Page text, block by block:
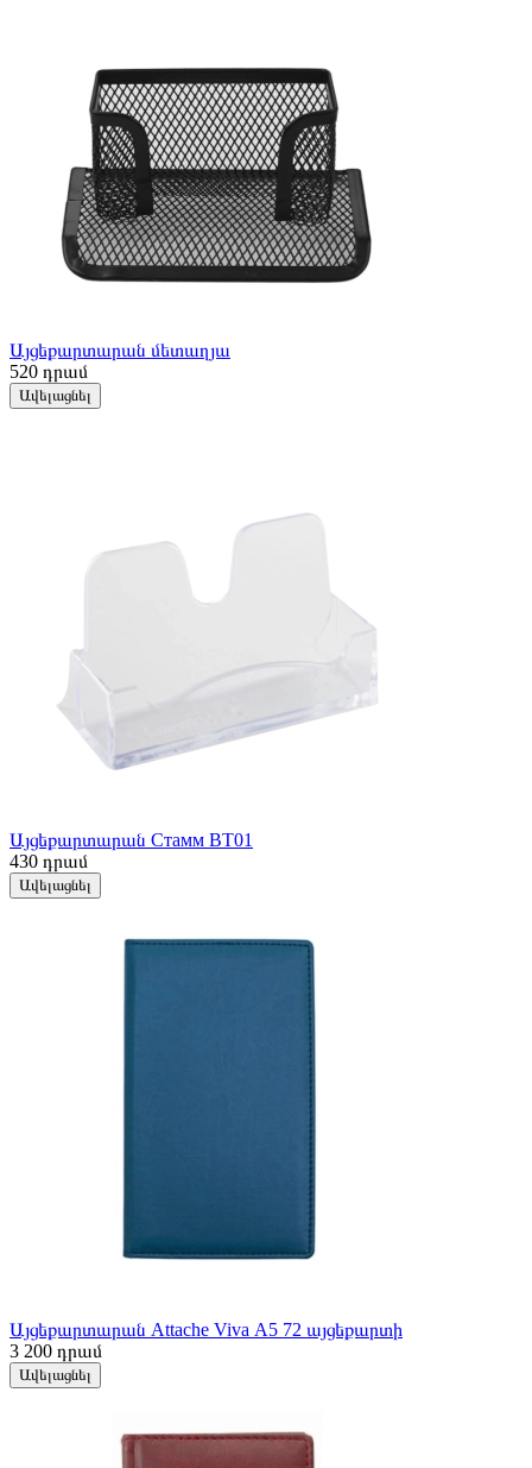
Այցեքարտարան մետաղյա
520 դրամ
Ավելացնել
Այցեքարտարան Стамм ВТ01
430 դրամ
Ավելացնել
Այցեքարտարան Attache Viva А5 72 այցեքարտի
3 200 դրամ
Ավելացնել